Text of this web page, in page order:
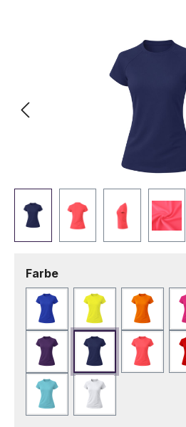
Farbeauswählen
Blau Fluor GelbFluor
Lila Marineblau
Türkis Weiß